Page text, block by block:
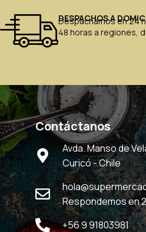
DESPACHOS A
Despachamos en 24
48 horas a regiones,
Contáctanos
Avda. Manso de
Curicó - Chile
Respondemos en
+56 9 91803981